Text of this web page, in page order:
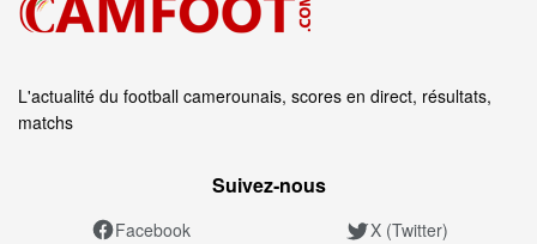
L'actualité du football camerounais, scores en direct, résultats,
matchs
Suivez‑nous
Facebook X (Twitter)